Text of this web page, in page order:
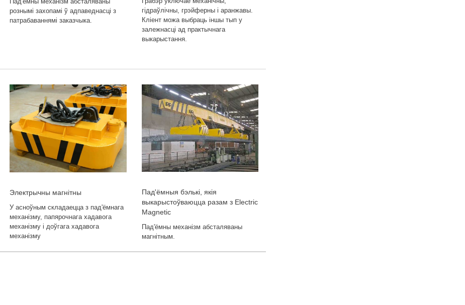
рознымі захопамі ў адпаведнасці з
патрабаваннямі заказчыка.
гідраўлічны, грэйферны і аранжавы.
Кліент можа выбраць іншы тып у
залежнасці ад практычнага
выкарыстання.
Электрычны магнітны
У асноўным складаецца з пад'ёмнага
механізму, папярочнага хадавога
механізму і доўгага хадавога
механізму
Пад'ёмныя бэлькі, якія
выкарыстоўваюцца разам з Electric
Magnetic
Пад'ёмны механізм абсталяваны
магнітным.